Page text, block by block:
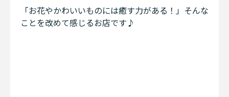
「お花やかわいいものには癒す力がある！」そんな
ことを改めて感じるお店です♪